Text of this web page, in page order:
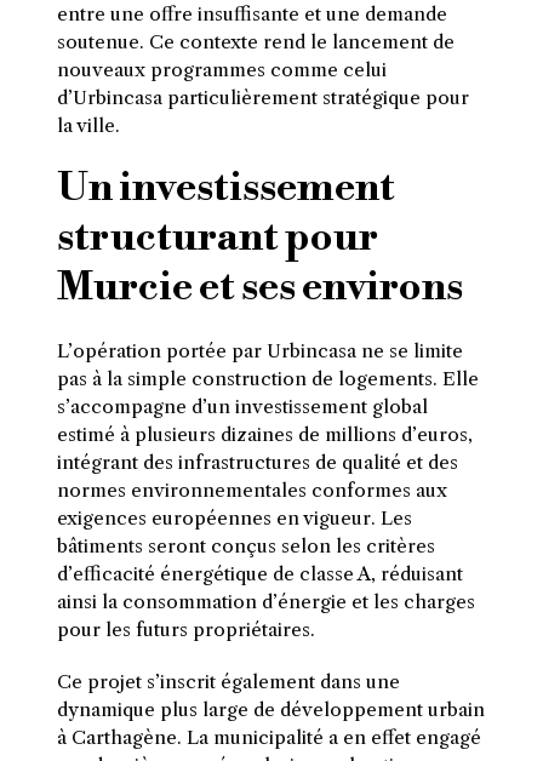
entre une offre insuffisante et une demande
soutenue. Ce contexte rend le lancement de
nouveaux programmes comme celui
d’Urbincasa particulièrement stratégique pour
la ville.
Un investissement
structurant pour
Murcie et ses environs
L’opération portée par Urbincasa ne se limite
pas à la simple construction de logements. Elle
s’accompagne d’un investissement global
estimé à plusieurs dizaines de millions d’euros,
intégrant des infrastructures de qualité et des
normes environnementales conformes aux
exigences européennes en vigueur. Les
bâtiments seront conçus selon les critères
d’efficacité énergétique de classe A, réduisant
ainsi la consommation d’énergie et les charges
pour les futurs propriétaires.
Ce projet s’inscrit également dans une
dynamique plus large de développement urbain
à Carthagène. La municipalité a en effet engagé